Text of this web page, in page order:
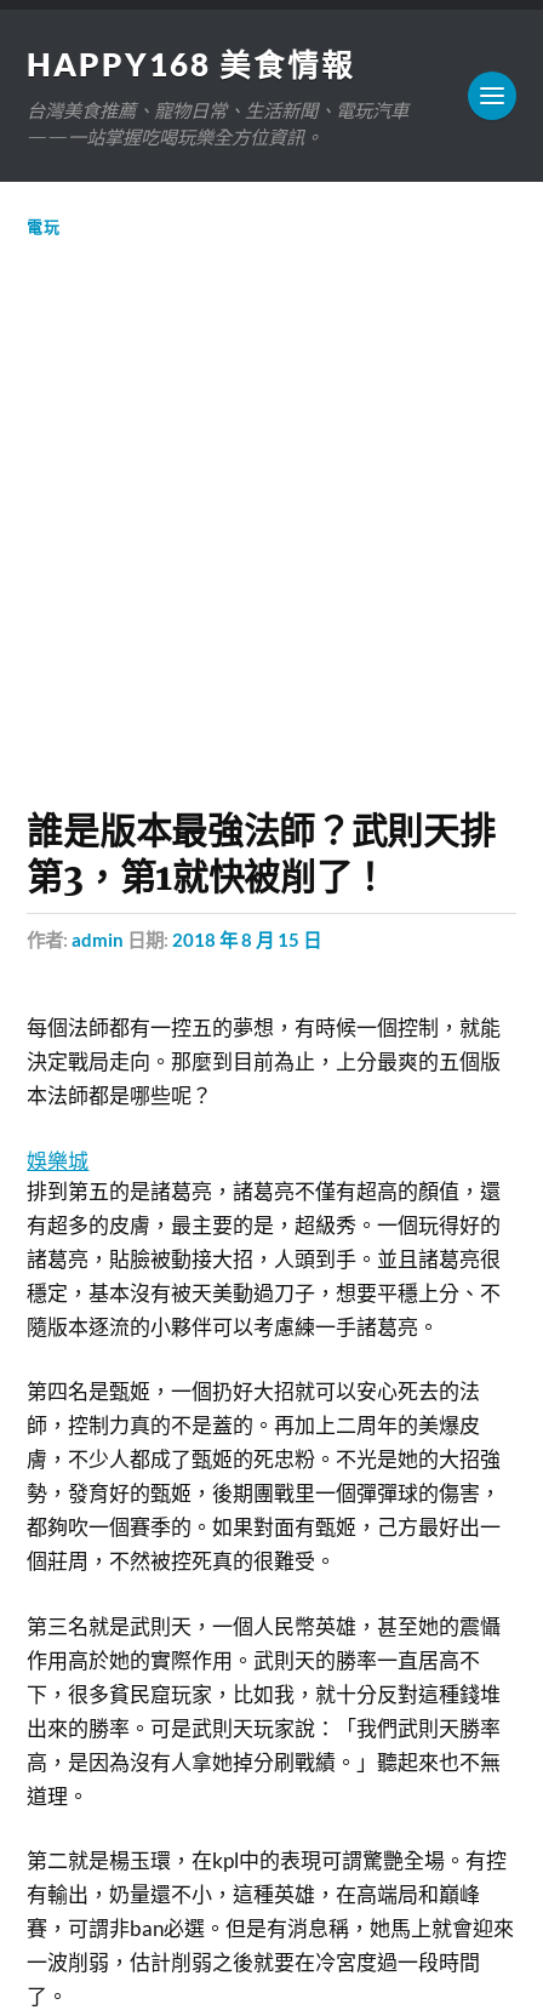
HAPPY168 美食情報
台灣美食推薦、寵物日常、生活新聞、電玩汽車
——一站掌握吃喝玩樂全方位資訊。
電玩
誰是版本最強法師？武則天排
第3，第1就快被削了！
作者:admin 日期: 2018 年 8 月 15 日
每個法師都有一控五的夢想，有時候一個控制，就能
決定戰局走向。那麼到目前為止，上分最爽的五個版
本法師都是哪些呢？
娛樂城
排到第五的是諸葛亮，諸葛亮不僅有超高的顏值，還
有超多的皮膚，最主要的是，超級秀。一個玩得好的
諸葛亮，貼臉被動接大招，人頭到手。並且諸葛亮很
穩定，基本沒有被天美動過刀子，想要平穩上分、不
隨版本逐流的小夥伴可以考慮練一手諸葛亮。
第四名是甄姬，一個扔好大招就可以安心死去的法
師，控制力真的不是蓋的。再加上二周年的美爆皮
膚，不少人都成了甄姬的死忠粉。不光是她的大招強
勢，發育好的甄姬，後期團戰里一個彈彈球的傷害，
都夠吹一個賽季的。如果對面有甄姬，己方最好出一
個莊周，不然被控死真的很難受。
第三名就是武則天，一個人民幣英雄，甚至她的震懾
作用高於她的實際作用。武則天的勝率一直居高不
下，很多貧民窟玩家，比如我，就十分反對這種錢堆
出來的勝率。可是武則天玩家說：「我們武則天勝率
高，是因為沒有人拿她掉分刷戰績。」聽起來也不無
道理。
第二就是楊玉環，在kpl中的表現可謂驚艷全場。有控
有輸出，奶量還不小，這種英雄，在高端局和巔峰
賽，可謂非ban必選。但是有消息稱，她馬上就會迎來
一波削弱，估計削弱之後就要在冷宮度過一段時間
了。